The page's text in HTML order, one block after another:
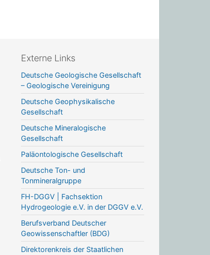
Externe Links
Deutsche Geologische Gesellschaft
– Geologische Vereinigung
Deutsche Geophysikalische
Gesellschaft
Deutsche Mineralogische
Gesellschaft
Paläontologische Gesellschaft
Deutsche Ton- und
Tonmineralgruppe
FH-DGGV | Fachsektion
Hydrogeologie e.V. in der DGGV e.V.
Berufsverband Deutscher
Geowissenschaftler (BDG)
Direktorenkreis der Staatlichen